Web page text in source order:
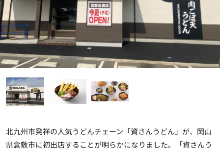
北九州市発祥の人気うどんチェーン「資さんうどん」が、岡山
県倉敷市に初出店することが明らかになりました。「資さんう